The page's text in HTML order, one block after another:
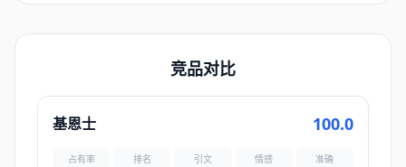
竞品对比
基恩士 100.0
占有率 排名 引文 情感 准确